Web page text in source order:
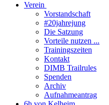
Verein
Vorstandschaft
#20jahrejung
Die Satzung
Vorteile nutzen ...
Trainingszeiten
Kontakt
DIMB Trailrules
Spenden
Archiv
Aufnahmeantrag